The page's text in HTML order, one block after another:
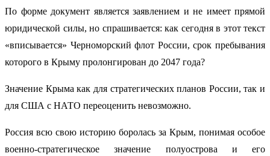
По форме документ является заявлением и не имеет прямой
юридической силы, но спрашивается: как сегодня в этот текст
«вписывается» Черноморский флот России, срок пребывания
которого в Крыму пролонгирован до 2047 года?
Значение Крыма как для стратегических планов России, так и
для США с НАТО переоценить невозможно.
Россия всю свою историю боролась за Крым, понимая особое
военно-стратегическое значение полуострова и его